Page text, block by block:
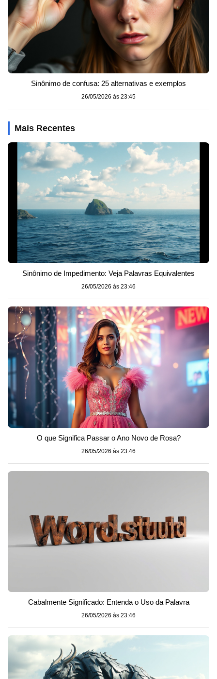
Sinônimo de confusa: 25 alternativas e exemplos
26/05/2026 às 23:45
Mais Recentes
Sinônimo de Impedimento: Veja Palavras Equivalentes
26/05/2026 às 23:46
O que Significa Passar o Ano Novo de Rosa?
26/05/2026 às 23:46
Cabalmente Significado: Entenda o Uso da Palavra
26/05/2026 às 23:46